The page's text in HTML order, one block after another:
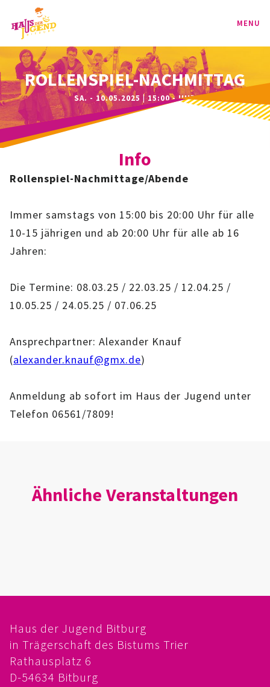
MENU
PROGRAMM
KINDER
JUGEND
IMAG
ROLLENSPIEL-AG
GANZTAGSSCHULE
EHRENAMTLICHENARBEIT
EINRICHTUNG
GALERIE
PRÄVENTION
ROLLENSPIEL-NACHMITTAG
SA. - 10.05.2025 | 15:00 - UHR
Info
Rollenspiel-Nachmittage/Abende
Immer samstags von 15:00 bis 20:00 Uhr für alle
10-15 jährigen und ab 20:00 Uhr für alle ab 16
Jahren:
Die Termine: 08.03.25 / 22.03.25 / 12.04.25 /
10.05.25 / 24.05.25 / 07.06.25
Ansprechpartner: Alexander Knauf
(alexander.knauf@gmx.de)
Anmeldung ab sofort im Haus der Jugend unter
Telefon 06561/7809!
Ähnliche Veranstaltungen
Haus der Jugend Bitburg
in Trägerschaft des Bistums Trier
Rathausplatz 6
D-54634 Bitburg